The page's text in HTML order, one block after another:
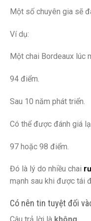
Một số chuyên gia sẽ
Ví dụ:
Một chai Bordeaux lúc
94 điểm.
Sau 10 năm phát triển.
Có thể được đánh giá
97 hoặc 98 điểm.
Đó là lý do nhiều chai
mạnh sau khi được tái
Có nên tin tuyệt đối